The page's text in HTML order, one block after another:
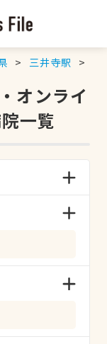
三井寺駅
オンライ
一覧